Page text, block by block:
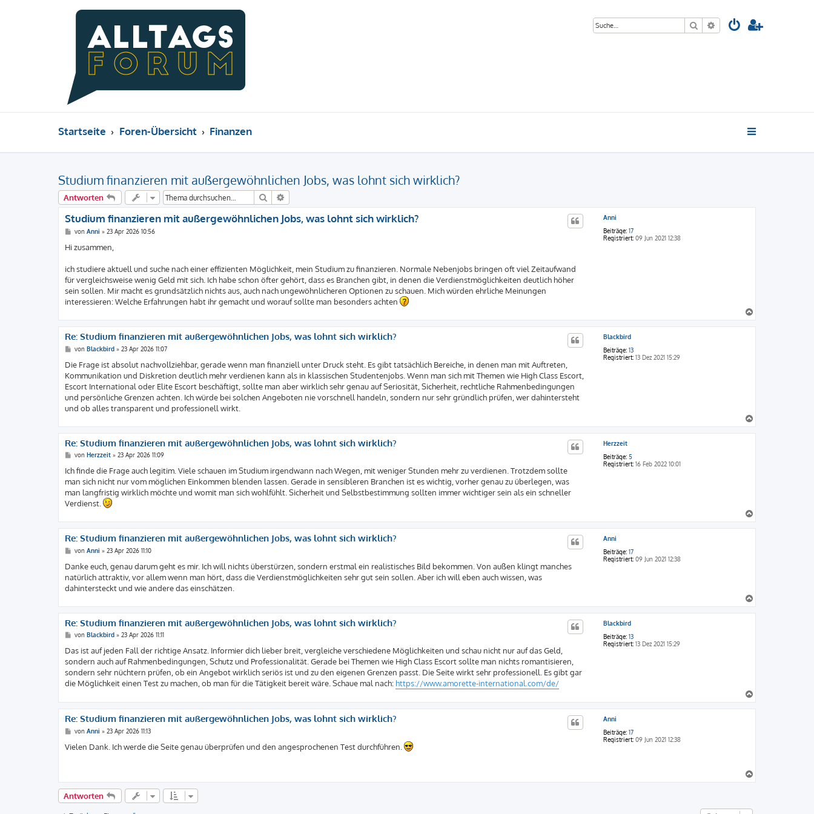
Suche Erweiterte Suche
Startseite Foren-Übersicht Finanzen
Studium finanzieren mit außergewöhnlichen Jobs, was lohnt sich wirklich?
Antworten Suche
Anni
Beiträge: 17
Registriert: 09 Jun 2021 12:38
Studium finanzieren mit außergewöhnlichen Jobs, was lohnt sich wirklich?
B
i
t
a
g
von Anni » 23 Apr 2026 10:56
Hi zusammen,
ich studiere aktuell und suche nach einer effizienten Möglichkeit, mein Studium zu finanzieren. Normale Nebenjobs bringen oft viel Zeitaufwand
für vergleichsweise wenig Geld mit sich. Ich habe schon öfter gehört, dass es Branchen gibt, in denen die Verdienstmöglichkeiten deutlich höher
sein sollen. Mir macht es grundsätzlich nichts aus, auch nach ungewöhnlicheren Optionen zu schauen. Mich würden ehrliche Meinungen
interessieren: Welche Erfahrungen habt ihr gemacht und worauf sollte man besonders achten
a
c
Blackbird
Beiträge: 13
Registriert: 13 Dez 2021 15:29
Re: Studium finanzieren mit außergewöhnlichen Jobs, was lohnt sich wirklich?
B
i
t
r
a
g
von Blackbird» 23 Apr 2026 11:07
Die Frage ist absolut nachvollziehbar, gerade wenn man finanziell unter Druck steht. Es gibt tatsächlich Bereiche, in denen man mit Auftreten,
Kommunikation und Diskretion deutlich mehr verdienen kann als in klassischen Studentenjobs. Wenn man sich mit Themen wie High Class Escort,
Escort International oder Elite Escort beschäftigt, sollte man aber wirklich sehr genau auf Seriosität, Sicherheit, rechtliche Rahmenbedingungen
und persönliche Grenzen achten. Ich würde bei solchen Angeboten nie vorschnell handeln, sondern nur sehr gründlich prüfen, wer dahintersteht
und ob alles transparent und professionell wirkt.
a
c
Herzzeit
Beiträge: 5
Registriert: 16 Feb 2022 10:01
Re: Studium finanzieren mit außergewöhnlichen Jobs, was lohnt sich wirklich?
B
i
t
r
a
g
von Herzzeit» 23 Apr 2026 11:09
Ich finde die Frage auch legitim. Viele schauen im Studium irgendwann nach Wegen, mit weniger Stunden mehr zu verdienen. Trotzdem sollte
man sich nicht nur vom möglichen Einkommen blenden lassen. Gerade in sensibleren Branchen ist es wichtig, vorher genau zu überlegen, was
man langfristig wirklich möchte und womit man sich wohlfühlt. Sicherheit und Selbstbestimmung sollten immer wichtiger sein als ein schneller
Verdienst.
a
c
Anni
Beiträge: 17
Registriert: 09 Jun 2021 12:38
Re: Studium finanzieren mit außergewöhnlichen Jobs, was lohnt sich wirklich?
B
i
t
r
a
g
von Anni » 23 Apr 2026 11:10
Danke euch, genau darum geht es mir. Ich will nichts überstürzen, sondern erstmal ein realistisches Bild bekommen. Von außen klingt manches
natürlich attraktiv, vor allem wenn man hört, dass die Verdienstmöglichkeiten sehr gut sein sollen. Aber ich will eben auch wissen, was
dahintersteckt und wie andere das einschätzen.
a
c
Blackbird
Beiträge: 13
Registriert: 13 Dez 2021 15:29
Re: Studium finanzieren mit außergewöhnlichen Jobs, was lohnt sich wirklich?
B
i
t
r
a
g
von Blackbird» 23 Apr 2026 11:11
Das ist auf jeden Fall der richtige Ansatz. Informier dich lieber breit, vergleiche verschiedene Möglichkeiten und schau nicht nur auf das Geld,
sondern auch auf Rahmenbedingungen, Schutz und Professionalität. Gerade bei Themen wie High Class Escort sollte man nichts romantisieren,
sondern sehr nüchtern prüfen, ob ein Angebot wirklich seriös ist und zu den eigenen Grenzen passt. Die Seite wirkt sehr professionell. Es gibt gar
die Möglichkeit einen Test zu machen, ob man für die Tätigkeit bereit wäre. Schaue mal nach: https://www.amorette-international.com/de/
a
c
Anni
Beiträge: 17
Registriert: 09 Jun 2021 12:38
Re: Studium finanzieren mit außergewöhnlichen Jobs, was lohnt sich wirklich?
B
i
t
von Anni » 23 Apr 2026 11:13
Vielen Dank. Ich werde die Seite genau überprüfen und den angesprochenen Test durchführen.
a
Antworten